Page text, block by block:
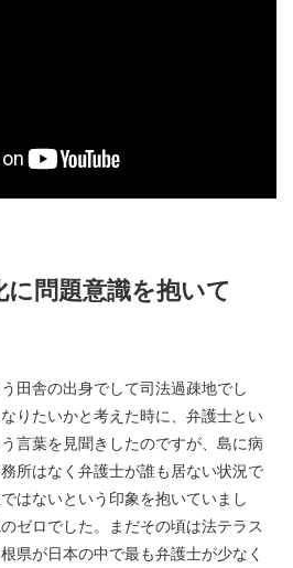
問題意識を抱いて
田舎の出身でして司法過疎地でし
りたいかと考えた時に、弁護士とい
言葉を見聞きしたのですが、島に病
所はなく弁護士が誰も居ない状況で
はないという印象を抱いていまし
ゼロでした。まだその頃は法テラス
県が日本の中で最も弁護士が少なく